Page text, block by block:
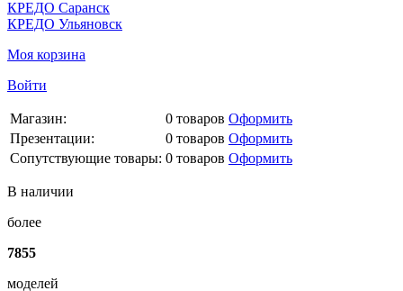
КРЕДО Саранск
КРЕДО Ульяновск
Моя корзина
Войти
Магазин: 0 товаров Оформить
Презентации:
0 товаров Оформить
Сопутствующие товары: 0 товаров Оформить
В наличии
более
7855
моделей